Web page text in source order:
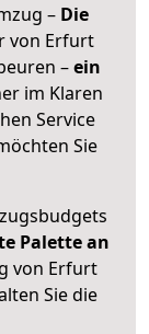
– Die
von Erfurt
–ein
im Klaren
Service
Sie
Palette an
von Erfurt
Sie die